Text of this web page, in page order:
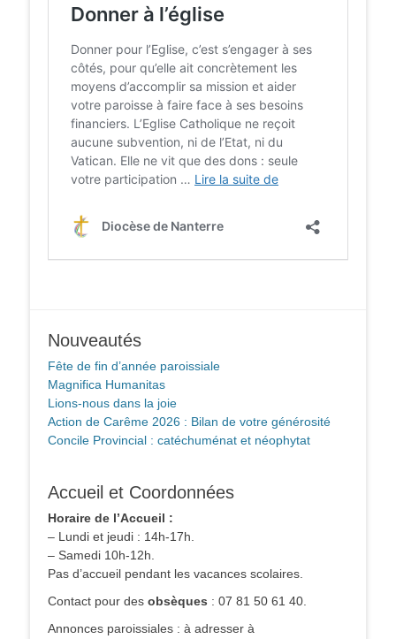
Nouveautés
Fête de fin d’année paroissiale
Magnifica Humanitas
Lions-nous dans la joie
Action de Carême 2026 : Bilan de votre générosité
Concile Provincial : catéchuménat et néophytat
Accueil et Coordonnées
Horaire de l’Accueil :
– Lundi et jeudi : 14h-17h.
– Samedi 10h-12h.
Pas d’accueil pendant les vacances scolaires.
Contact pour des obsèques : 07 81 50 61 40.
Annonces paroissiales : à adresser à